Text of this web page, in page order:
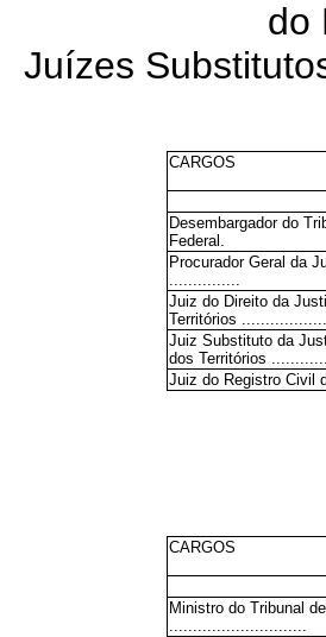
do
Juízes
CARGOS
Desembargador do
Federal.
Procurador Geral da
...............
Juiz do Direito da
Territórios
Juiz Substituto da
dos Territórios
Juiz do Registro Civil
CARGOS
Ministro do Tribunal
.............................